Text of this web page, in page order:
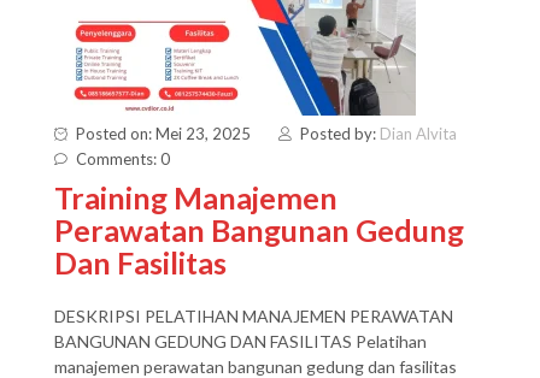
Posted on: Mei 23, 2025 Posted by: Dian Alvita
Comments: 0
Training Manajemen
Perawatan Bangunan Gedung
Dan Fasilitas
DESKRIPSI PELATIHAN MANAJEMEN PERAWATAN
BANGUNAN GEDUNG DAN FASILITAS Pelatihan
manajemen perawatan bangunan gedung dan fasilitas